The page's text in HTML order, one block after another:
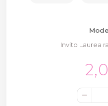
Invito Laurea